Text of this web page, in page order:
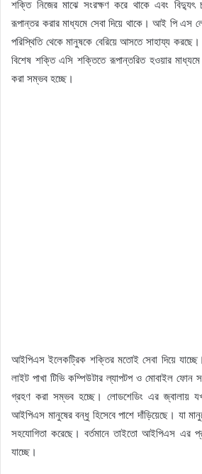
শক্তি নিজের মাঝে সংরক্ষণ করে থাকে এবং
রূপান্তর করার মাধ্যমে সেবা দিয়ে থাকে। আই পি এস
পরিস্থিতি থেকে মানুষকে বেরিয়ে আসতে সাহায্য
বিশেষ শক্তি এসি শক্তিতে রূপান্তরিত হওয়ার
করা সম্ভব হচ্ছে।
আইপিএস ইলেকট্রিক শক্তির মতোই সেবা দিয়ে
লাইট পাখা টিভি কম্পিউটার ল্যাপটপ ও মোবাইল ফোন
গ্রহণ করা সম্ভব হচ্ছে। লোডশেডিং এর জ্বালায়
আইপিএস মানুষের বন্ধু হিসেবে পাশে দাঁড়িয়েছে। যা
সহযোগিতা করেছে। বর্তমানে তাইতো আইপিএস এর
যাচ্ছে।